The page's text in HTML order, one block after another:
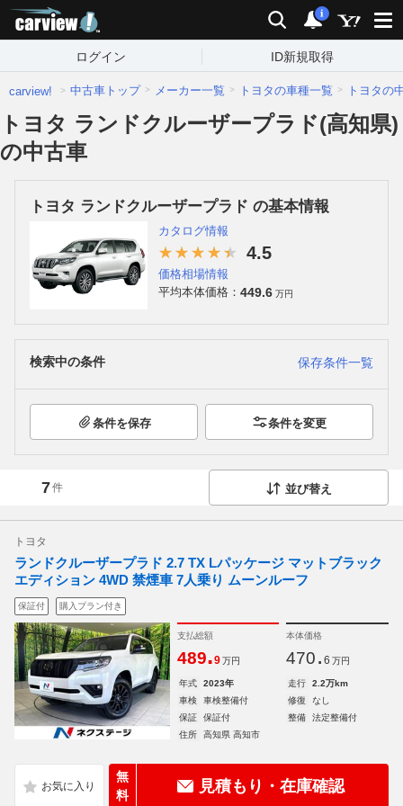
検索 通知
i
ログイン ID新規取得
carview! 中古車トップ メーカー一覧 トヨタの車種一覧 トヨタの
トヨタ ランドクルーザープラド(高知県)
の中古車
トヨタ ランドクルーザープラド の基本情報
カタログ情報
4.5
価格相場情報
平均本体価格： 449.6 万円
検索中の条件 保存条件一覧
条件を保存 条件を変更
7件 並び替え
トヨタ
ランドクルーザープラド 2.7 TX Lパッケージ マットブラック
エディション 4WD 禁煙車 7人乗り ムーンルーフ
保証付 購入プラン付き
支払総額
489.9 万円
本体価格
470. 6 万円
年式 2023年 走行
2.2万km
車検
車検整備付 修復
なし
保証
保証付 整備
法定整備付
住所
高知県 高知市
無
料
見積もり・在庫確認